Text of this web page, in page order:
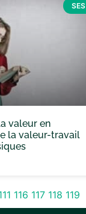
SES
valeur en
la valeur-travail
116 117 118 119